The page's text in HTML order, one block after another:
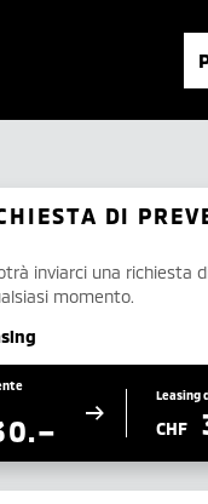
DI
inviarci una richiesta
momento.
Leasing
CHF